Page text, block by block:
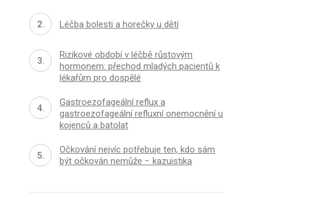
Léčba bolesti a horečky u dětí
Rizikové období v léčbě růstovým
hormonem: přechod mladých pacientů k
lékařům pro dospělé
Gastroezofageální reflux a
gastroezofageální refluxní onemocnění u
kojenců a batolat
Očkování nejvíc potřebuje ten, kdo sám
být očkován nemůže − kazuistika